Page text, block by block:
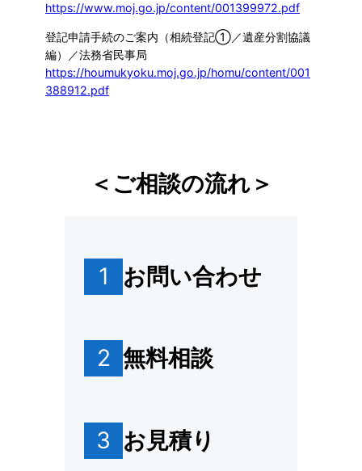
https://www.moj.go.jp/content/001399972.pdf
登記申請手続のご案内（相続登記①／遺産分割協議
編）／法務省民事局
https://houmukyoku.moj.go.jp/homu/content/001
388912.pdf
＜ご相談の流れ＞
1 お問い合わせ
2 無料相談
3 お見積り